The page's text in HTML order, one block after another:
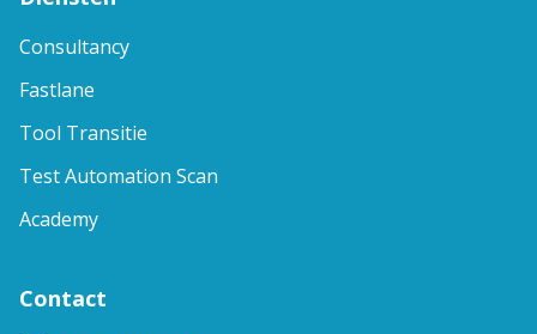
Consultancy
Fastlane
Tool Transitie
Test Automation Scan
Academy
Contact